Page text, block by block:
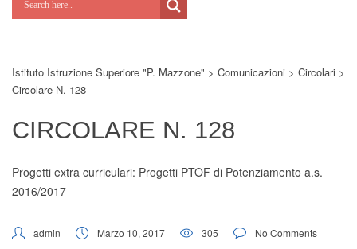
Lab Green
Potenziamoci
Istituto Istruzione Superiore "P. Mazzone" > Comunicazioni > Circolari >
Circolare N. 128
CIRCOLARE N. 128
Progetti extra curriculari: Progetti PTOF di Potenziamento a.s.
2016/2017
admin Marzo 10, 2017 305
No Comments